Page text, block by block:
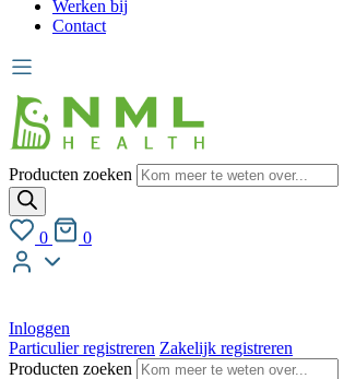
Werken bij
Contact
Producten zoeken
0 0
Inloggen
Particulier registreren Zakelijk registreren
Producten zoeken